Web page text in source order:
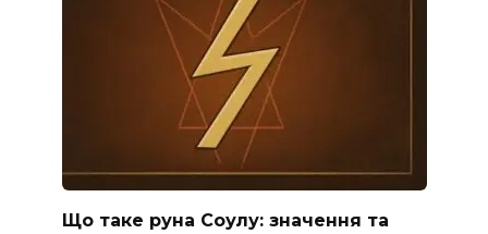
Що таке руна Соулу: значення та